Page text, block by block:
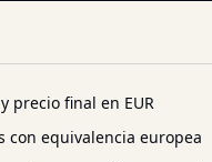
precio final en EUR
con equivalencia europea